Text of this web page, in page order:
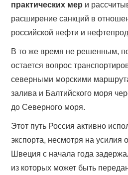
практических мер и
расширение санкций в
российской нефти и
В то же время не решенным,
остается вопрос
северными морскими
залива и Балтийского моря
до Северного моря.
Этот путь Россия активно
экспорта, несмотря на усилия
Швеция с начала года
из которых может быть